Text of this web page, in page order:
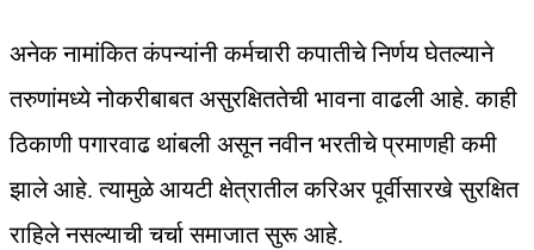
अनेक नामांकित कंपन्यांनी कर्मचारी कपातीचे निर्णय घेतल्याने
तरुणांमध्ये नोकरीबाबत असुरक्षिततेची भावना वाढली आहे. काही
ठिकाणी पगारवाढ थांबली असून नवीन भरतीचे प्रमाणही कमी
झाले आहे. त्यामुळे आयटी क्षेत्रातील करिअर पूर्वीसारखे सुरक्षित
राहिले नसल्याची चर्चा समाजात सुरू आहे.